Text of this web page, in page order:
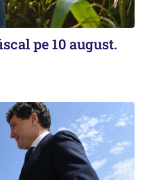
pe 10 august.